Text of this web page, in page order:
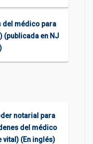
del médico para
(publicada en NJ
notarial para
del médico
vital) (En inglés)